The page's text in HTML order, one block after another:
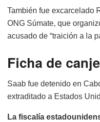
También fue excarcelado
ONG Súmate, que
acusado de “traición a la
Ficha de canje
Saab fue detenido en
extraditado a Estados
La fiscalía